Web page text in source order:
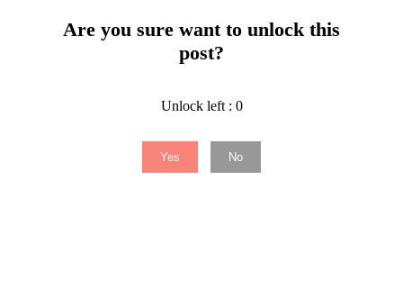
Are you sure want to unlock this
post?
Unlock left : 0
Yes No